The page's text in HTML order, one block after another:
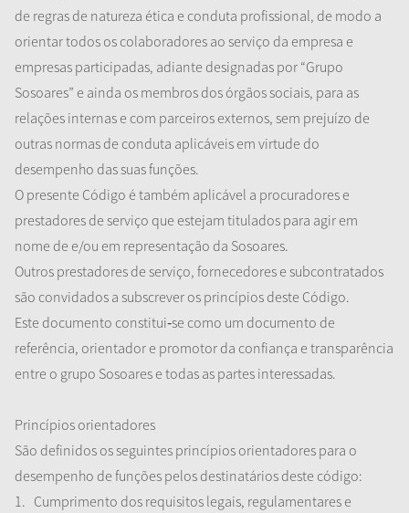
de regras de natureza ética e conduta profissional, de modo a
orientar todos os colaboradores ao serviço da empresa e
empresas participadas, adiante designadas por “Grupo
Sosoares” e ainda os membros dos órgãos sociais, para as
relações internas e com parceiros externos, sem prejuízo de
outras normas de conduta aplicáveis em virtude do
desempenho das suas funções.
O presente Código é também aplicável a procuradores e
prestadores de serviço que estejam titulados para agir em
nome de e/ou em representação da Sosoares.
Outros prestadores de serviço, fornecedores e subcontratados
são convidados a subscrever os princípios deste Código.
Este documento constitui‐se como um documento de
referência, orientador e promotor da confiança e transparência
entre o grupo Sosoares e todas as partes interessadas.
Princípios orientadores
São definidos os seguintes princípios orientadores para o
desempenho de funções pelos destinatários deste código:
1. Cumprimento dos requisitos legais, regulamentares e